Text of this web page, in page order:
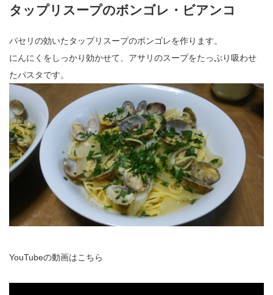
タップリスープのボンゴレ・ビアンコ
パセリの効いたタップリスープのボンゴレを作ります。
にんにくをしっかり効かせて、アサリのスープをたっぷり吸わせ
たパスタです。
YouTubeの動画はこちら